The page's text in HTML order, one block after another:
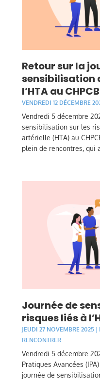
Retour sur la
sensibilisation
l’HTA au CHPCB
VENDREDI 12 DÉCEMBRE
Vendredi 5 décembre
sensibilisation sur les
artérielle (HTA) au
plein de rencontres, qui
Journée de
risques liés à
JEUDI 27 NOVEMBRE 2025 |
RENCONTRER
Vendredi 5 décembre
Pratiques Avancées
journée de